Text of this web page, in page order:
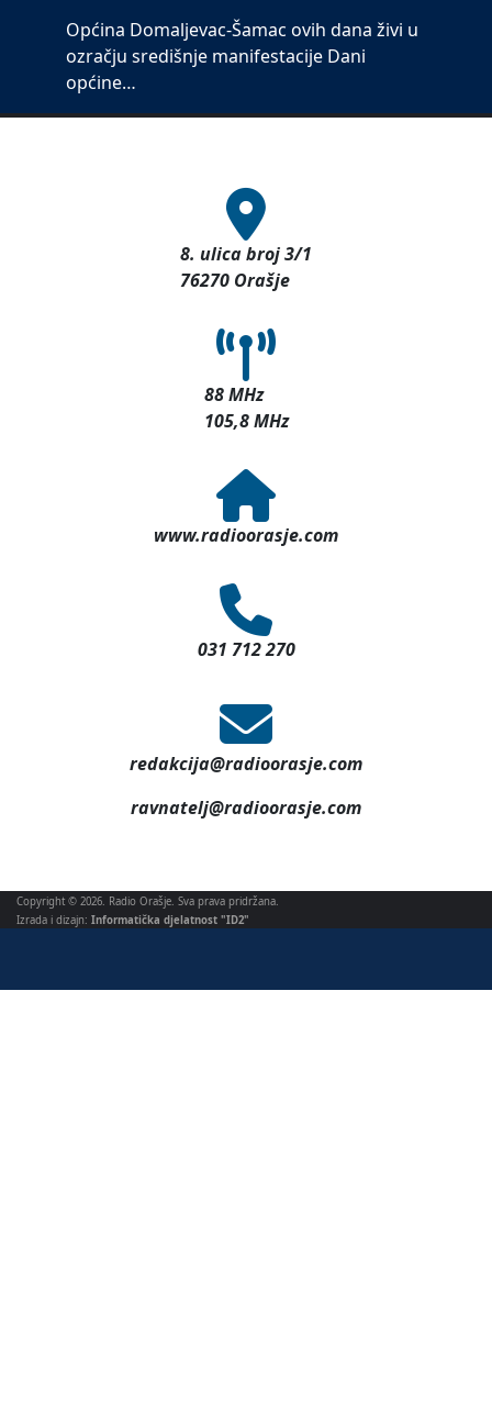
Općina Domaljevac-Šamac ovih dana živi u
ozračju središnje manifestacije Dani
općine…
8. ulica broj 3/1
76270 Orašje
88 MHz
105,8 MHz
www.radioorasje.com
031 712 270
redakcija@radioorasje.com
ravnatelj@radioorasje.com
Copyright © 2026. Radio Orašje. Sva prava pridržana.
Izrada i dizajn: Informatička djelatnost "ID2"